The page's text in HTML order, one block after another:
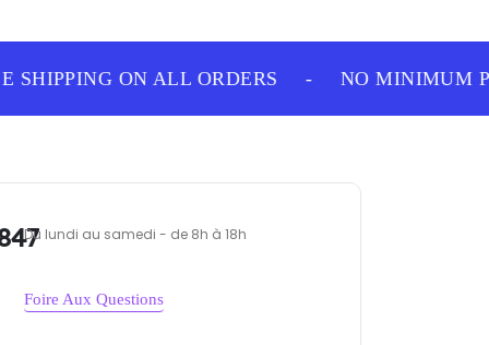
ON ALL ORDERS NO MINIMUM
Du lundi au samedi - de 8h à 18h
Foire Aux Questions